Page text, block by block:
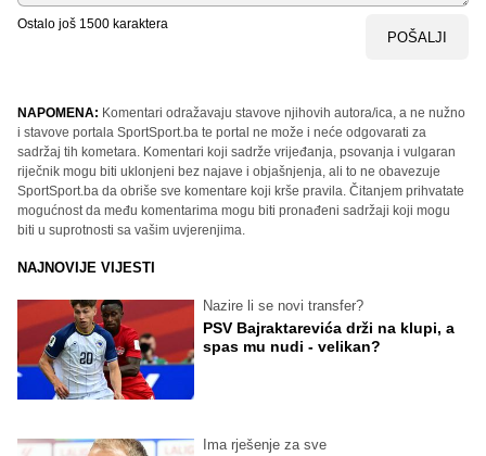
Ostalo još 1500 karaktera
POŠALJI
NAPOMENA: Komentari odražavaju stavove njihovih autora/ica, a ne nužno
i stavove portala SportSport.ba te portal ne može i neće odgovarati za
sadržaj tih kometara. Komentari koji sadrže vrijeđanja, psovanja i vulgaran
riječnik mogu biti uklonjeni bez najave i objašnjenja, ali to ne obavezuje
SportSport.ba da obriše sve komentare koji krše pravila. Čitanjem prihvatate
mogućnost da među komentarima mogu biti pronađeni sadržaji koji mogu
biti u suprotnosti sa vašim uvjerenjima.
NAJNOVIJE VIJESTI
Nazire li se novi transfer?
PSV Bajraktarevića drži na klupi, a
spas mu nudi - velikan?
Ima rješenje za sve